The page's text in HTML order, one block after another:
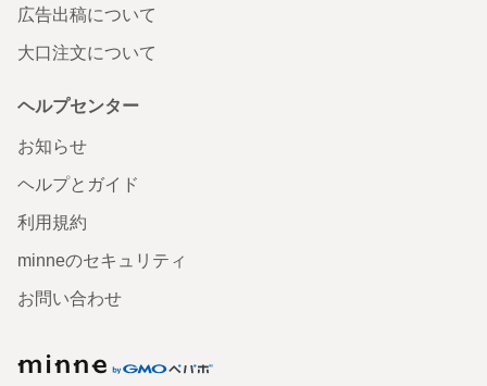
広告出稿について
大口注文について
ヘルプセンター
お知らせ
ヘルプとガイド
利用規約
minneのセキュリティ
お問い合わせ